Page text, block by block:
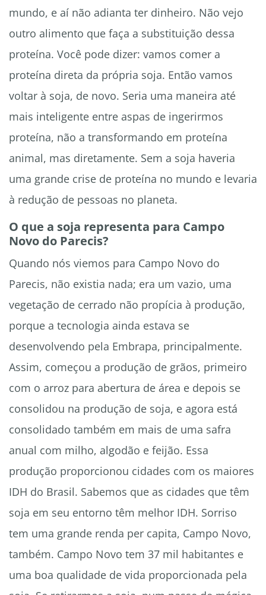
mundo, e aí não adianta ter dinheiro. Não vejo
outro alimento que faça a substituição dessa
proteína. Você pode dizer: vamos comer a
proteína direta da própria soja. Então vamos
voltar à soja, de novo. Seria uma maneira até
mais inteligente entre aspas de ingerirmos
proteína, não a transformando em proteína
animal, mas diretamente. Sem a soja haveria
uma grande crise de proteína no mundo e levaria
à redução de pessoas no planeta.
O que a soja representa para Campo
Novo do Parecis?
Quando nós viemos para Campo Novo do
Parecis, não existia nada; era um vazio, uma
vegetação de cerrado não propícia à produção,
porque a tecnologia ainda estava se
desenvolvendo pela Embrapa, principalmente.
Assim, começou a produção de grãos, primeiro
com o arroz para abertura de área e depois se
consolidou na produção de soja, e agora está
consolidado também em mais de uma safra
anual com milho, algodão e feijão. Essa
produção proporcionou cidades com os maiores
IDH do Brasil. Sabemos que as cidades que têm
soja em seu entorno têm melhor IDH. Sorriso
tem uma grande renda per capita, Campo Novo,
também. Campo Novo tem 37 mil habitantes e
uma boa qualidade de vida proporcionada pela